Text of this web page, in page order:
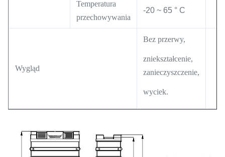
Temperatura
przechowywania
-20 ~ 65 ° C
Wygląd
Bez przerwy,
zniekształcenie,
zanieczyszczenie,
wyciek.